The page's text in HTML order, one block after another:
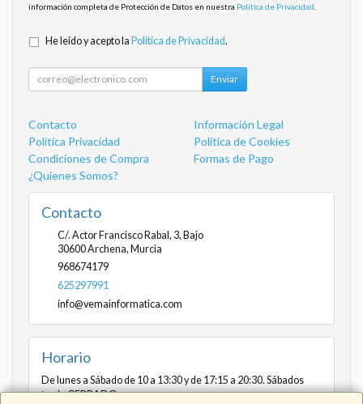
información completa de Protección de Datos en nuestra Política de Privacidad
He leído y acepto la Política de Privacidad.
Enviar
Contacto
Información Legal
Política Privacidad
Política de Cookies
Condiciones de Compra
Formas de Pago
¿Quienes Somos?
Contacto
C/. Actor Francisco Rabal, 3, Bajo
30600Archena, Murcia
968674179
625297991
info@vemainformatica.com
Horario
De lunes a Sábado de 10 a 13:30 y de 17:15 a 20:30. Sábados
tarde CERRADO